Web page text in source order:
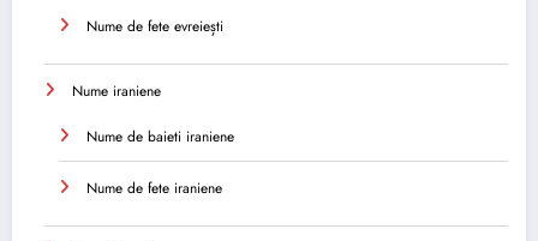
Nume de fete evreiești
Nume iraniene
Nume de baieti iraniene
Nume de fete iraniene